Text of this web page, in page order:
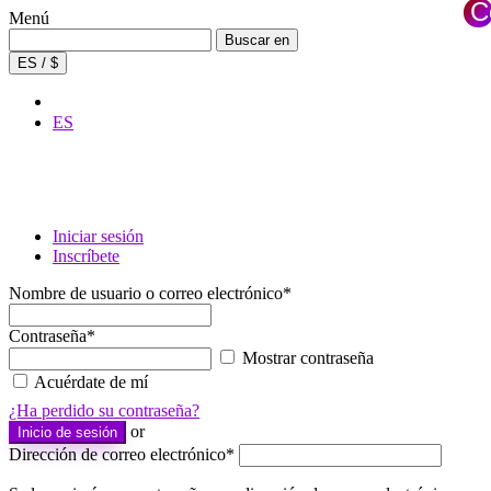
Menú
Buscar en
ES / $
ES
Iniciar sesión
Inscríbete
Nombre de usuario o correo electrónico*
Contraseña*
Mostrar contraseña
Acuérdate de mí
¿Ha perdido su contraseña?
Inicio de sesión
or
Dirección de correo electrónico*